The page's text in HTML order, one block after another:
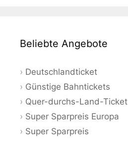
Beliebte Angebote
Deutschlandticket
Günstige Bahntickets
Quer-durchs-Land-Ticket
Super Sparpreis Europa
Super Sparpreis